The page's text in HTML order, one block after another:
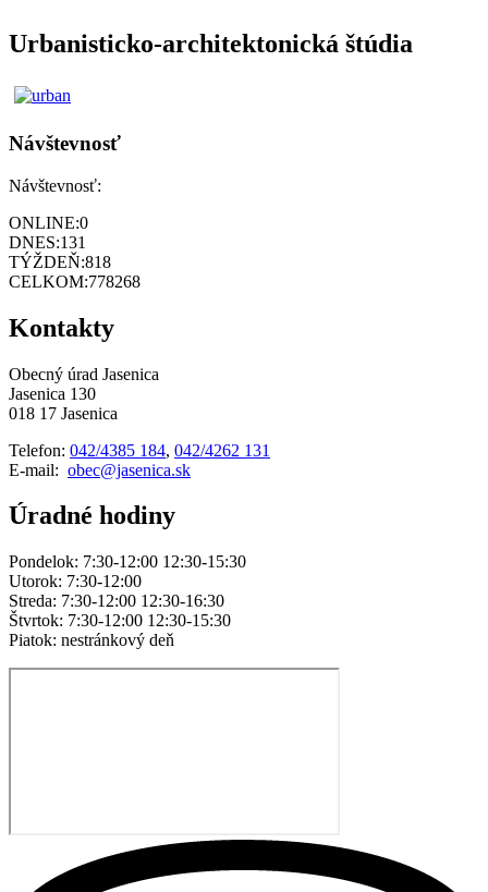
Urbanisticko-architektonická štúdia
Návštevnosť
Návštevnosť:
ONLINE:0
DNES:131
TÝŽDEŇ:818
CELKOM:778268
Kontakty
Obecný úrad Jasenica
Jasenica 130
018 17 Jasenica
Telefon: 042/4385 184, 042/4262 131
E-mail: obec@jasenica.sk
Úradné hodiny
Pondelok: 7:30-12:00 12:30-15:30
Utorok: 7:30-12:00
Streda: 7:30-12:00 12:30-16:30
Štvrtok: 7:30-12:00 12:30-15:30
Piatok: nestránkový deň